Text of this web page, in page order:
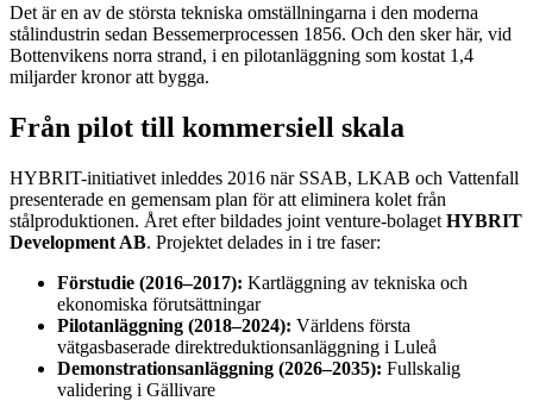
Det är en av de största tekniska omställningarna i den moderna
stålindustrin sedan Bessemerprocessen 1856. Och den sker här, vid
Bottenvikens norra strand, i en pilotanläggning som kostat 1,4
miljarder kronor att bygga.
Från pilot till kommersiell skala
HYBRIT-initiativet inleddes 2016 när SSAB, LKAB och Vattenfall
presenterade en gemensam plan för att eliminera kolet från
stålproduktionen. Året efter bildades joint venture-bolaget HYBRIT
Development AB. Projektet delades in i tre faser:
Förstudie (2016–2017): Kartläggning av tekniska och
ekonomiska förutsättningar
Pilotanläggning (2018–2024): Världens första
vätgasbaserade direktreduktionsanläggning i Luleå
Demonstrationsanläggning (2026–2035): Fullskalig
validering i Gällivare